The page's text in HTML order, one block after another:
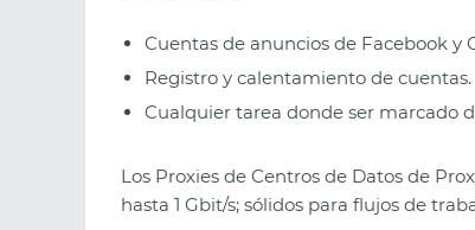
Cuentas de anuncios de Facebook y
Registro y calentamiento de cuentas.
Cualquier tarea donde ser marcado
Los Proxies de Centros de Datos de
hasta 1 Gbit/s; sólidos para flujos de